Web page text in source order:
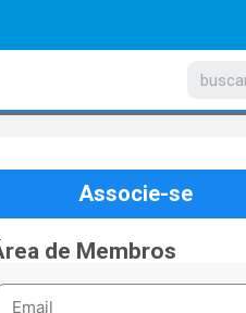
Associe-se
de Membros